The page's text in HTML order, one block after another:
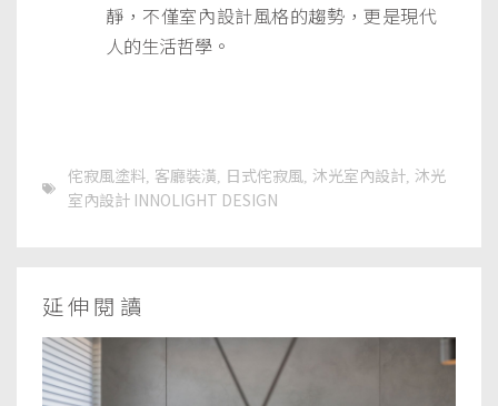
靜，不僅室內設計風格的趨勢，更是現代
人的生活哲學。
侘寂風塗料, 客廳裝潢, 日式侘寂風, 沐光室內設計, 沐光
室內設計 INNOLIGHT DESIGN
延伸閱讀